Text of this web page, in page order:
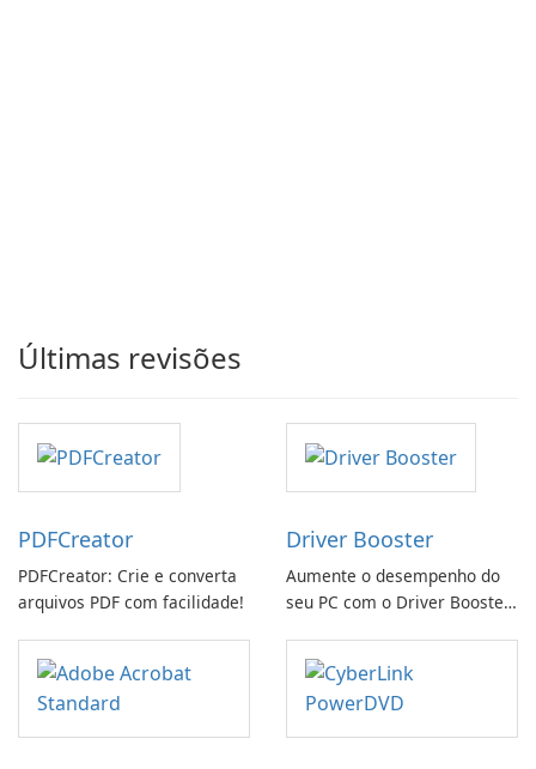
Últimas revisões
PDFCreator
PDFCreator: Crie e converta
arquivos PDF com facilidade!
Driver Booster
Aumente o desempenho do
seu PC com o Driver Booster